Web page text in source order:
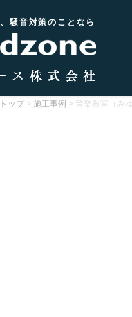
騒音対策のことなら
トップ > 施工事例 > 音楽教室（み